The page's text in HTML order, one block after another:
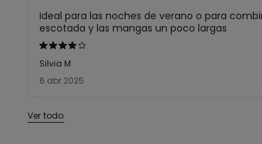
Calificación
de
4
Ideal para las noches de verano o para
escotada y las mangas un poco largas
6 abr 2025
Silvia M
Ver todo